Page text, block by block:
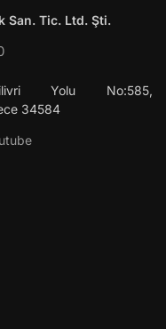
San. Tic. Ltd. Şti.
Yolu No:585,
34584